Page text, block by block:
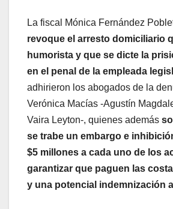
La fiscal Mónica Fernández
revoque el arresto domiciliario
humorista y que se dicte la
en el penal de la empleada
adhirieron los abogados de la
Verónica Macías -Agustín
Vaira Leyton-, quienes además
se trabe un embargo e
$5 millones a cada uno de los
garantizar que paguen las
y una potencial indemnización